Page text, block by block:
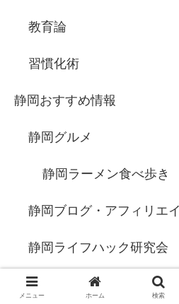
教育論
習慣化術
静岡おすすめ情報
静岡グルメ
静岡ラーメン食べ歩き
静岡ブログ・アフィリエ
静岡ライフハック研究会
スモールビジネス
メニュー ホーム 検索